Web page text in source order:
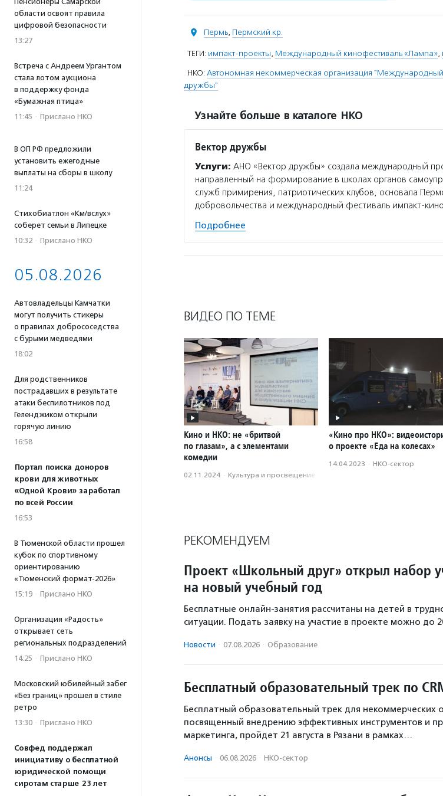
области освоят правила
цифровой безопасности
13:27
Встреча с Андреем Ургантом
стала лотом аукциона
в поддержку фонда
«Бумажная птица»
11:45 · Прислано НКО
В ОП РФ предложили
установить ежегодные
выплаты на сборы в школу
11:24
Стихобиатлон «Км/вслух»
соберет семьи в Липецке
10:32 · Прислано НКО
05.08.2026
Автовладельцы Камчатки
могут получить стикеры
о правилах добрососедства
с бурыми медведями
18:02
Для родственников
пострадавших в результате
атаки беспилотников под
Геленджиком открыли
горячую линию
16:58
Портал поиска доноров
крови для животных
«Одной Крови» заработал
по всей России
16:53
В Тюменской области прошел
кубок по спортивному
ориентированию
«Тюменский формат-2026»
15:19 · Прислано НКО
Организация «Радость»
открывает сеть
региональных подразделений
14:25 · Прислано НКО
Московский юбилейный забег
«Без границ» прошел в стиле
ретро
13:30 · Прислано НКО
Совфед поддержал
инициативу о бесплатной
юридической помощи
сиротам старше 23 лет
Пермь, Пермский кр.
ТЕГИ: импакт-проекты, Международный кинофестиваль «Лампа»,
НКО: Автономная некоммерческая организация
дружбы"
Узнайте больше в каталоге НКО
Вектор дружбы
Услуги: АНО «Вектор дружбы» создала международный
направленный на формирование в школах органов
служб примирения, патриотических клубов, основала
добровольчества и международный фестиваль импакт-
Подробнее
ВИДЕО ПО ТЕМЕ
Кино и НКО: не «бритвой
по глазам», а с элементами
комедии
02.11.2024 · Культура и просвещение
«Кино про НКО»:
о проекте «Еда на колесах»
14.04.2023 · НКО-сектор
РЕКОМЕНДУЕМ
Проект «Школьный друг» открыл набор
на новый учебный год
Бесплатные онлайн-занятия рассчитаны на детей в
ситуации. Подать заявку на участие в проекте можно до
Новости · 07.08.2026 · Образование
Бесплатный образовательный трек по
Бесплатный образовательный трек для некоммерческих
посвященный внедрению эффективных инструментов и
маркетинга, пройдет 21 августа в Рязани в рамках…
Анонсы · 06.08.2026 · НКО-сектор